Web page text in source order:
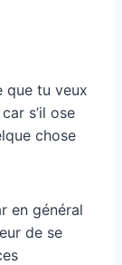
que tu veux
s’il ose
chose
en général
de se